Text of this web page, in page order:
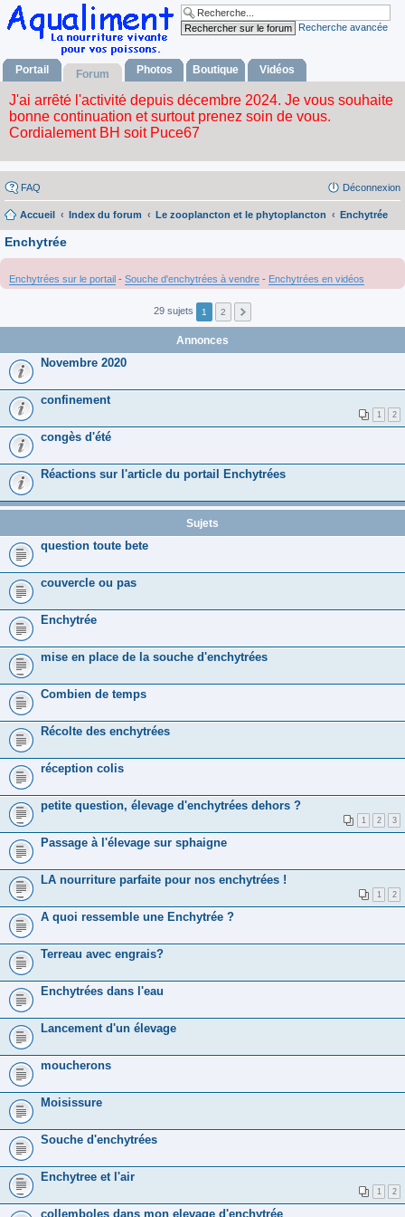
Recherche avancée
Portail Forum Photos Boutique Vidéos
FAQ Déconnexion
Accueil Index du forum Le zooplancton et le phytoplancton Enchytrée
Enchytrée
Enchytrées sur le portail - Souche d'enchytrées à vendre - Enchytrées en vidéos
29 sujets 1 2
Annonces
Novembre 2020
confinement
1 2
congès d'été
Réactions sur l'article du portail Enchytrées
Sujets
question toute bete
couvercle ou pas
Enchytrée
mise en place de la souche d'enchytrées
Combien de temps
Récolte des enchytrées
réception colis
petite question, élevage d'enchytrées dehors ?
1 2 3
Passage à l'élevage sur sphaigne
LA nourriture parfaite pour nos enchytrées !
1 2
A quoi ressemble une Enchytrée ?
Terreau avec engrais?
Enchytrées dans l'eau
Lancement d'un élevage
moucherons
Moisissure
Souche d'enchytrées
Enchytree et l'air
1 2
collemboles dans mon elevage d'enchytrée